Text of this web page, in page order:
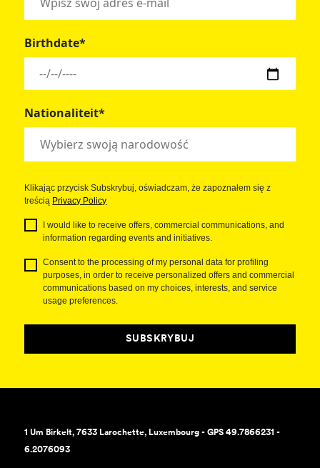
Birthdate*
Nationaliteit*
Klikając przycisk Subskrybuj, oświadczam, że zapoznałem się z
treścią Privacy Policy
I would like to receive offers, commercial communications, and
information regarding events and initiatives.
Consent to the processing of my personal data for profiling
purposes, in order to receive personalized offers and commercial
communications based on my choices, interests, and service
usage preferences.
SUBSKRYBUJ
1 Um Birkelt, 7633 Larochette, Luxembourg - GPS 49.7866231 -
6.2076093